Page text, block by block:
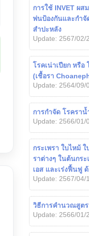
การใช้ INVET ผส
พ่นป้องกันและกำ
สำปะหลัง
Update: 2567/02/
โรคเน่าเปียก หรือ
(เชื้อรา
Update: 2564/09/
การกำจัด โรครา
Update: 2566/01/
กระเพรา ใบไหม้
ราต่างๆ ในต้นกระ
เอส และเร่งฟื้นฟู
Update: 2567/04/
วิธีการคำนวณสูต
Update: 2566/01/